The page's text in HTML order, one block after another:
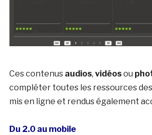
Ces contenus audios, vidéosou
compléter toutes les ressources
mis en ligne et rendus également
Du 2.0 au mobile